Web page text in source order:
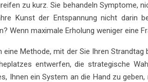
zu kurz. Sie behandeln Symptome,
Kunst der Entspannung nicht darin
Wenn maximale Erholung weniger eine
Methode, mit der Sie Ihren
entwerfen, die strategische
Ihnen ein System an die Hand zu